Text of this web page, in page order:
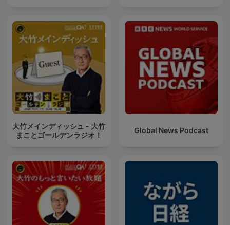
大竹メインディッシュ - 大竹
まことゴールデンラジオ！
Global News Podcast